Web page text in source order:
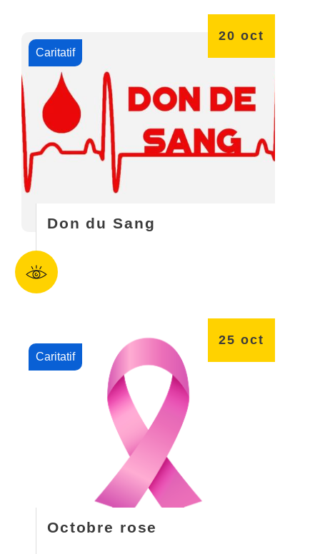
Caritatif
20 oct
Don du Sang
Caritatif
25 oct
Octobre rose